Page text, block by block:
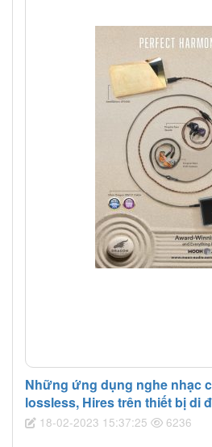
Những ứng dụng nghe nhạc
lossless, Hires trên thiết bị
18-02-2023 15:37:25 6236